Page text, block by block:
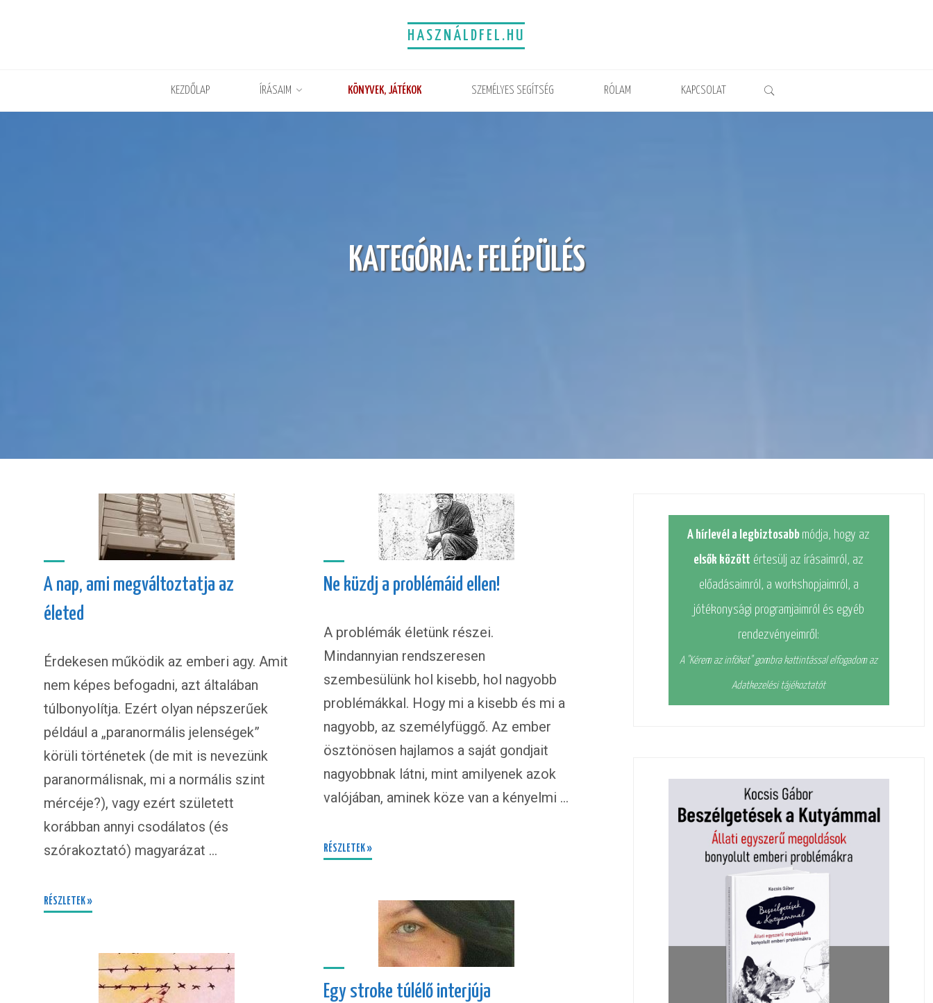
HASZNÁLDFEL.HU
KEZDŐLAP ÍRÁSAIM KÖNYVEK, JÁTÉKOK SZEMÉLYES SEGÍTSÉG RÓLAM KAPCSOLAT
KATEGÓRIA: FELÉPÜLÉS
A nap, ami megváltoztatja az
életed
Érdekesen működik az emberi agy. Amit
nem képes befogadni, azt általában
túlbonyolítja. Ezért olyan népszerűek
például a „paranormális jelenségek”
körüli történetek (de mit is nevezünk
paranormálisnak, mi a normális szint
mércéje?), vagy ezért született
korábban annyi csodálatos (és
szórakoztató) magyarázat …
RÉSZLETEK »
Ne küzdj a problémáid ellen!
A problémák életünk részei.
Mindannyian rendszeresen
szembesülünk hol kisebb, hol nagyobb
problémákkal. Hogy mi a kisebb és mi a
nagyobb, az személyfüggő. Az ember
ösztönösen hajlamos a saját gondjait
nagyobbnak látni, mint amilyenek azok
valójában, aminek köze van a kényelmi …
RÉSZLETEK »
Egy stroke túlélő interjúja
A hírlevél a legbiztosabb módja, hogy az
elsők között értesülj az írásaimról, az
előadásaimról, a workshopjaimról, a
jótékonysági programjaimról és egyéb
rendezvényeimről:
A "Kérem az infókat" gombra kattintással elfogadom az
Adatkezelési tájékoztatót